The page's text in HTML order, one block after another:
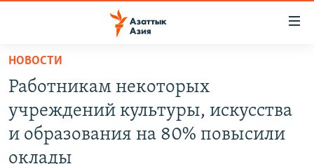
Вернуться
основному
содержанию
Вернутся
главной
ЦЕНТРАЛЬНАЯ АЗИЯ
КЫРГЫЗСТАН
ВОЙНА В УКРАИНЕ
НОВОСТИ
Работникам некоторых
учреждений культуры, искусства
и образования на 80% повысили
оклады